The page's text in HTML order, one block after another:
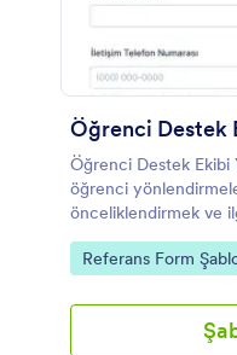
Öğrenci Destek Ekibi
öğrenci
önceliklendirmek ve
planlamak isteyen
şablonu sunar.
Go to Category:
Referans Form